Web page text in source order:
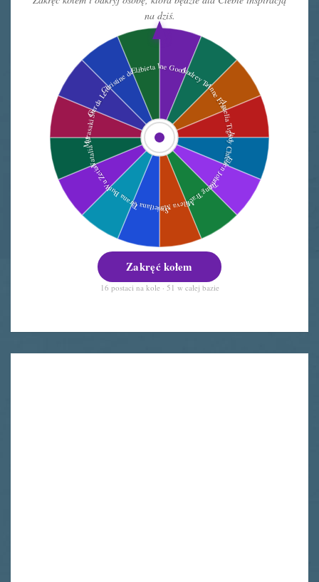
na dziś.
Zakręć kołem
16 postaci na kole · 51 w całej bazie